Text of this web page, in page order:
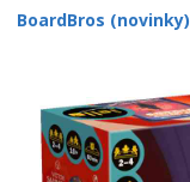
BoardBros (novinky)